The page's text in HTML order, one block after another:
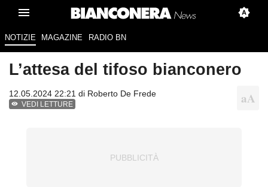
NOTIZIE MAGAZINE RADIO BN
L’attesa del tifoso bianconero
12.05.2024 22:21 di Roberto De Frede
VEDI LETTURE